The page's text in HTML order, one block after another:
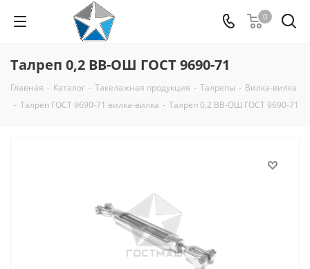
0
Талреп 0,2 ВВ-ОШ ГОСТ 9690-71
Главная - Каталог - Такелажная продукция - Талрепы - Вилка-вилка
- Талреп ГОСТ 9690-71 вилка-вилка - Талреп 0,2 ВВ-ОШ ГОСТ 9690-71